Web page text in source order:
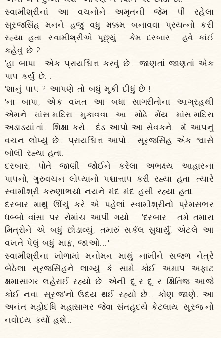
સ્વામીશ્રીનાં આ વચનોને અમૃતની જેમ પી રહેલા
સૂરજસિંહ મનને હજુ વધુ મક્કમ બનાવવા પ્રયત્નો કરી
રહ્યા હતા. સ્વામીશ્રીએ પૂછ્યું : કેમ દરબાર ! હવે કાંઈ
કહેવું છે ?
'હા બાપા ! એક પ્રાયશ્ચિત્ત કરવું છે... જાણતાં જાણતાં એક
પાપ કર્યું છે....'
'શાનું પાપ ? આપણે તો બધું મૂકી દીધું છે !'
'ના બાપા, એક વખત આ બધા સાગરીતોના આગ્રહથી
એમને માંસ-મદિરા મુકાવવા આ મોઢે મેંય માંસ-મદિરા
અડાડયાં'તાં... શિક્ષા કરો.... દંડ આપો આ સેવકને... મેં આપનું
વચન લોપ્યું છે... પ્રાયશ્ચિત્ત આપો...' સૂરજસિંહ એક શ્વાસે
બોલી રહ્યા હતા.
દરબાર, પોતે જાણી જોઈને કરેલા અભક્ષ્ય આહારના
પાપનો, ગુરુવચન લોપ્યાનો પશ્ચાત્તાપ કરી રહ્યા હતા. ત્યારે
સ્વામીશ્રી કરુણાભર્યા નયને મંદ મંદ હસી રહ્યા હતા.
દરબાર માથું ઊંચું કરે એ પહેલાં સ્વામીશ્રીનો પ્રેમસભર
ધબ્બો વાંસા પર રોમાંચ આપી ગયો. : 'દરબાર ! તમે તમારા
મિત્રોને એ બધું છોડાવ્યું, તમારું સર્કલ સુધાર્યું, એટલે આ
વખતે પેલું બધું માફ, જાઓ....!'
સ્વામીશ્રીના ખોળામાં મનોમન માથું નાખીને સજળ નેત્રે
બેઠેલા સૂરજસિંહને લાગ્યું કે સામે કોઈ અમાપ અફાટ
ક્ષમાસાગર લહેરાઈ રહ્યો છે. એની દૂ..ર દૂ...ર ક્ષિતિજ આજે
કોઈ નવા 'સૂરજ'નો ઉદય થઈ રહ્યો છે.... કોણ જાણે, આ
અનંત મહોદધિ મહાસાગર જેવા સંતહૃદયે કેટલાય 'સૂરજ'નો
નવોદય કર્યો હશે!...